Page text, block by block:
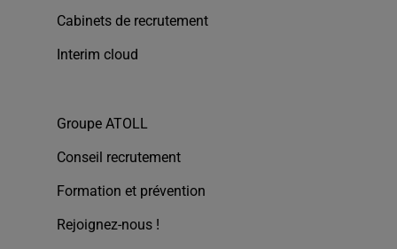
Cabinets de recrutement
Interim cloud
Groupe ATOLL
Conseil recrutement
Formation et prévention
Rejoignez-nous !